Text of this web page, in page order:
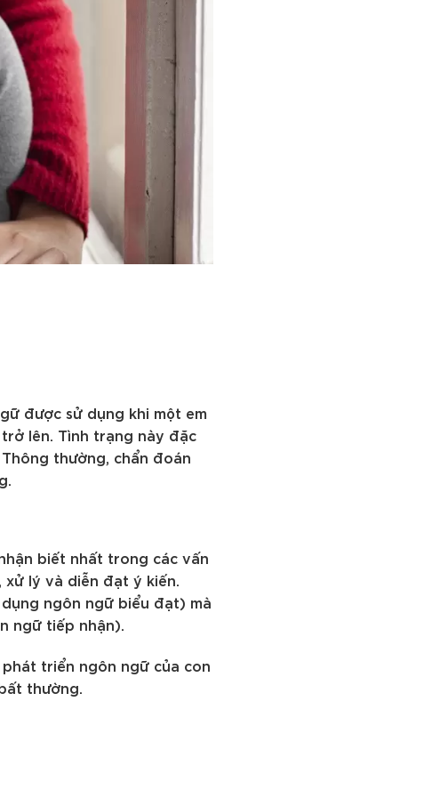
được sử dụng khi một em
lên. Tình trạng này đặc
thường, chẩn đoán
biết nhất trong các vấn
lý và diễn đạt ý kiến.
ngôn ngữ biểu đạt) mà
ngữ tiếp nhận).
triển ngôn ngữ của con
thường.